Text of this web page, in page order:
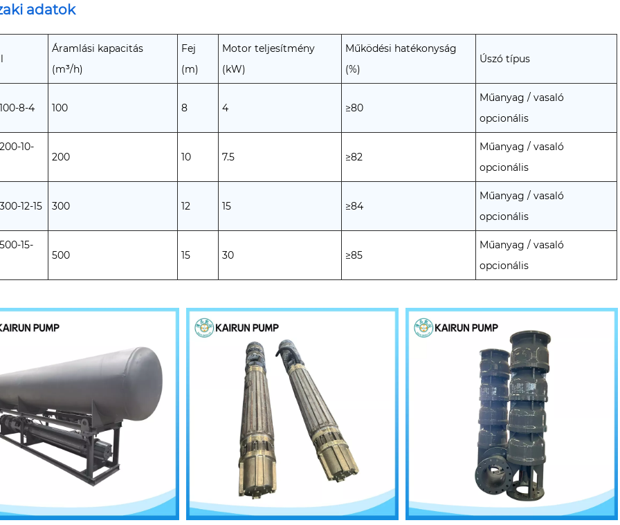
adatok
Áramlási kapacitás
(m³/h)
Fej
(m)
Motor teljesítmény
(kW)
Működési hatékonyság
(%)
Úszó típus
8-4 100 8 4 ≥80
Műanyag / vasaló
opcionális
10-
200 10 7.5 ≥82
Műanyag / vasaló
opcionális
12-15 300 12 15 ≥84
Műanyag / vasaló
opcionális
15-
500 15 30 ≥85
Műanyag / vasaló
opcionális